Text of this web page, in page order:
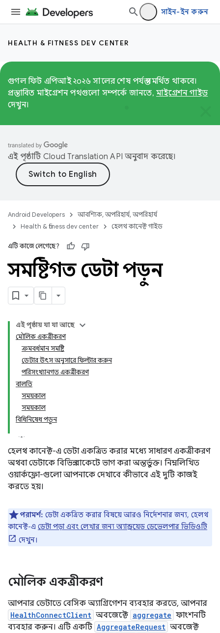
সাইন-ইন করুন
HEALTH & FITNESS DEV CENTER
গুগল ফিট এপিআই ২০২৬ সালের শেষ পর্যন্ত সমর্থিত থাকবে।
প্রস্তাবিত মাইগ্রেশন পথগুলো সম্পর্কে জানতে, মাইগ্রেশন গাইড
দেখুন।
এই পৃষ্ঠাটি Cloud Translation API অনুবাদ করেছে।
Android Developers
আবশ্যিক, অপরিহার্য, অপরিহার্য
Health & fitness dev center
হেলথ কানেক্ট গাইড
এটি কাজে লেগেছে?
সমষ্টিগত ডেটা পড়ুন
এই পৃষ্ঠায় যা যা আছে
মৌলিক একত্রীকরণ
ক্রমবর্ধমান সমষ্টি
ডেটার উৎস অনুসারে ফিল্টার করুন
পরিসংখ্যানগত একত্রীকরণ
বালতি
সময়কাল
সময়কাল
বিধিনিষেধ পড়ুন
হেলথ কানেক্ট-এ ডেটা একত্রিত করার মধ্যে সাধারণ একত্রীকরণ
অথবা ডেটাকে বিভিন্ন বাকেটে ভাগ করা অন্তর্ভুক্ত। নিম্নলিখিত
ওয়ার্কফ্লো-গুলো আপনাকে দেখাবে কীভাবে এই দুটি কাজই
করতে হয়।
পরামর্শ: ডেটা একত্রিত করার বিষয়ে আরও নির্দেশনার জন্য, হেলথ
কানেক্ট-এ ডেটা পড়া এবং লেখার জন্য অ্যান্ড্রয়েড ডেভেলপার ভিডিওটি
দেখুন।
মৌলিক একত্রীকরণ
আপনার ডেটাতে বেসিক অ্যাগ্রিগেশন ব্যবহার করতে, আপনার
HealthConnectClient অবজেক্টে aggregate ফাংশনটি
ব্যবহার করুন। এটি একটি AggregateRequest অবজেক্ট